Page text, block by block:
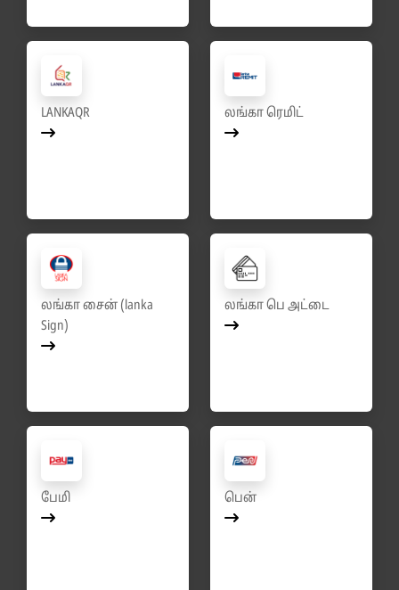
LANKAQR லங்கா ரெமிட்
லங்கா சைன் (lanka
Sign)
லங்கா பெ அட்டை
பேமி பென்